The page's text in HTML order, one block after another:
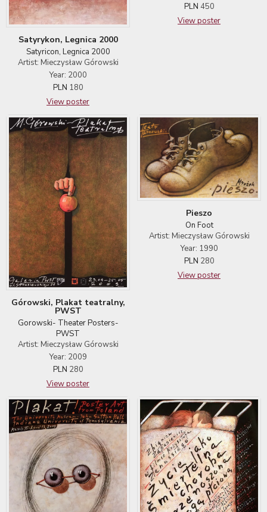
Satyrykon, Legnica 2000
Satyricon, Legnica 2000
Artist: Mieczysław Górowski
Year: 2000
PLN 180
View poster
PLN 450
View poster
Górowski, Plakat teatralny,
PWST
Gorowski- Theater Posters-
PWST
Artist: Mieczysław Górowski
Year: 2009
PLN 280
View poster
Pieszo
On Foot
Artist: Mieczysław Górowski
Year: 1990
PLN 280
View poster